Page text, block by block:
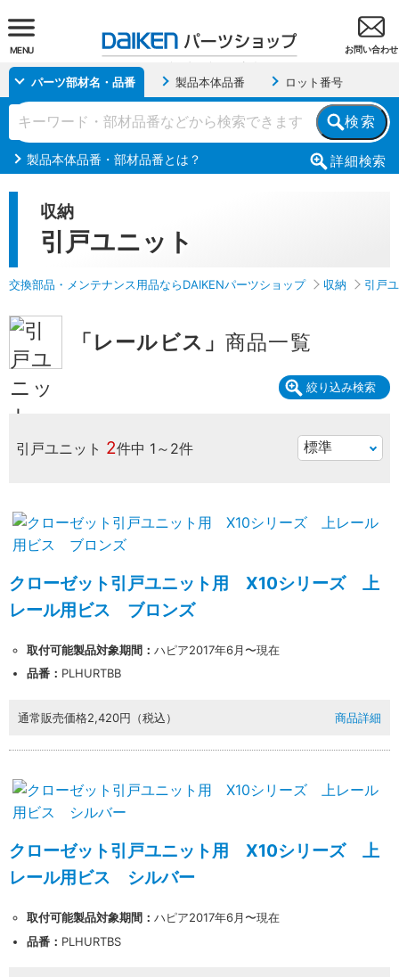
お問い合わせ
MENU
パーツ部材名・品番 製品本体品番 ロット番号
検索
詳細検索
製品本体品番・部材品番とは？
収納
引戸ユニット
交換部品・メンテナンス用品ならDAIKENパーツショップ 収納 引戸
「レールビス」商品一覧
絞り込み検索
引戸ユニット 2件中 1～2件
クローゼット引戸ユニット用 X10シリーズ 上
レール用ビス ブロンズ
取付可能製品対象期間： ハピア2017年6月〜現在
品番： PLHURTBB
通常販売価格2,420円（税込） 商品詳細
クローゼット引戸ユニット用 X10シリーズ 上
レール用ビス シルバー
取付可能製品対象期間： ハピア2017年6月〜現在
品番： PLHURTBS